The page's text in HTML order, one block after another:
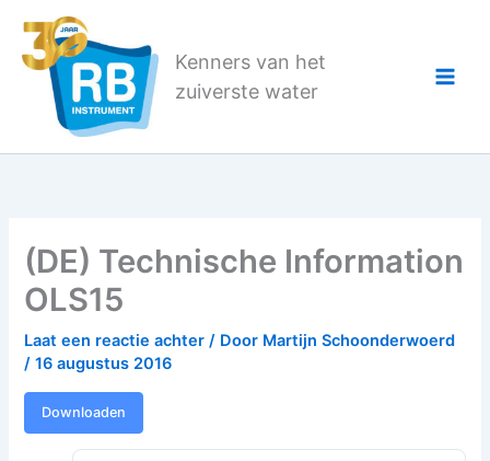
naar
Kenners van het
zuiverste water
(DE) Technische Information
OLS15
Laat een reactie achter / Door Martijn Schoonderwoerd
/16 augustus 2016
Downloaden